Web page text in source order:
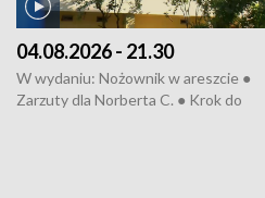
04.08.2026 - 21.30
W wydaniu: Nożownik w areszcie ●
Zarzuty dla Norberta C. ● Krok do